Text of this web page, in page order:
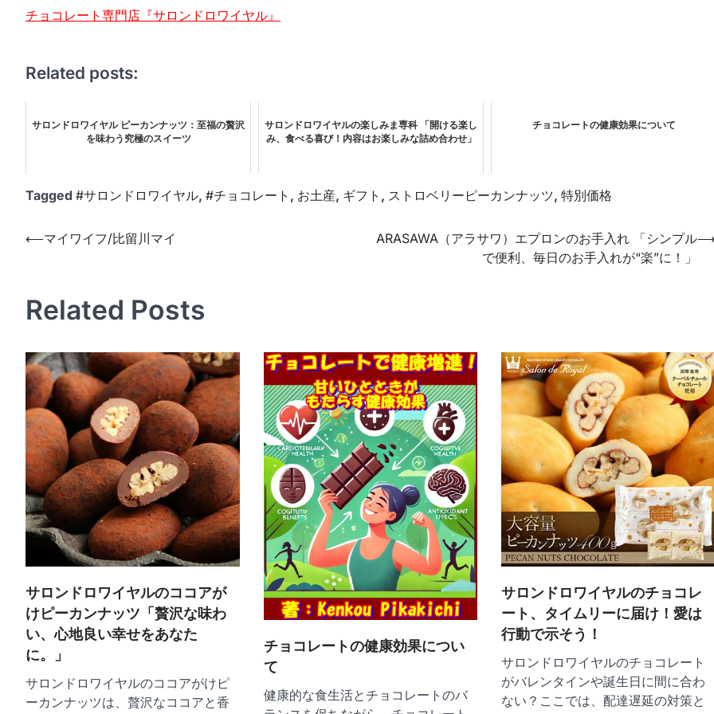
チョコレート専門店『サロンドロワイヤル』
Related posts:
サロンドロワイヤル ピーカンナッツ：至福の贅沢
を味わう究極のスイーツ
サロンドロワイヤルの楽しみま専科 「開ける楽し
み、食べる喜び！内容はお楽しみな詰め合わせ」
チョコレートの健康効果について
Tagged #サロンドロワイヤル, #チョコレート , お土産, ギフト , ストロベリーピーカンナッツ, 特別価格
投
ビ
ー
シ
ョ
ン
⟵マイワイフ/比留川マイ
ARASAWA（アラサワ）エプロンのお手入れ 「シンプル
で便利、毎日のお手入れが“楽”に！」
Related Posts
サロンドロワイヤルのココアが
けピーカンナッツ「贅沢な味わ
い、心地良い幸せをあなた
に。」
サロンドロワイヤルのココアがけピ
ーカンナッツは、贅沢なココアと香
チョコレートの健康効果につい
て
健康的な食生活とチョコレートのバ
サロンドロワイヤルのチョコレ
ート、タイムリーに届け！愛は
行動で示そう！
サロンドロワイヤルのチョコレート
がバレンタインや誕生日に間に合わ
ない？ここでは、配達遅延の対策と